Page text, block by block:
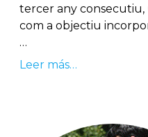
tercer any
com a objectiu
…
Leer más…